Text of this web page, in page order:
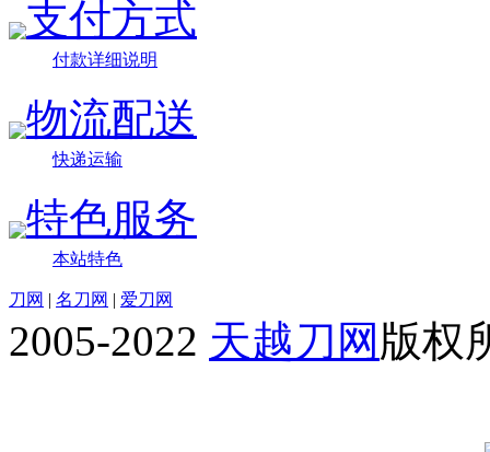
支付方式
付款详细说明
物流配送
快递运输
特色服务
本站特色
刀网 | 名刀网 | 爱刀网
2005-2022 天越刀网 版权